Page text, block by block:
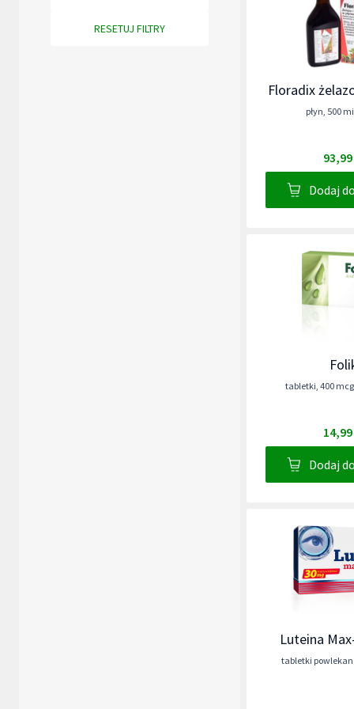
RESETUJ FILTRY
Floradix
płyn, 500
93,99
Dodaj
tabletki, 400 mcg
14,99
Dodaj
Luteina
tabletki